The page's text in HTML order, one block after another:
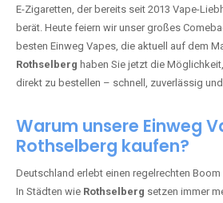
E-Zigaretten, der bereits seit 2013 Vape-
berät. Heute feiern wir unser großes
besten Einweg Vapes, die aktuell auf dem
Rothselberg haben Sie jetzt die
direkt zu bestellen – schnell, zuverlässig
Warum unsere Einweg
Rothselberg kaufen?
Deutschland erlebt einen regelrechten
In Städten wie Rothselberg setzen immer